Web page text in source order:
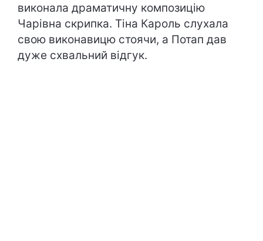
виконала драматичну композицію
Чарівна скрипка. Тіна Кароль слухала
свою виконавицю стоячи, а Потап дав
дуже схвальний відгук.